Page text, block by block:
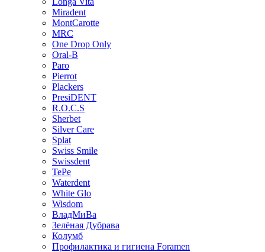
Miradent
MontCarotte
MRC
One Drop Only
Oral-B
Paro
Pierrot
Plackers
PresiDENT
R.O.C.S
Sherbet
Silver Care
Splat
Swiss Smile
Swissdent
TePe
Waterdent
White Glo
Wisdom
ВладМиВа
Зелёная Дубрава
Колумб
Профилактика и гигиена Foramen